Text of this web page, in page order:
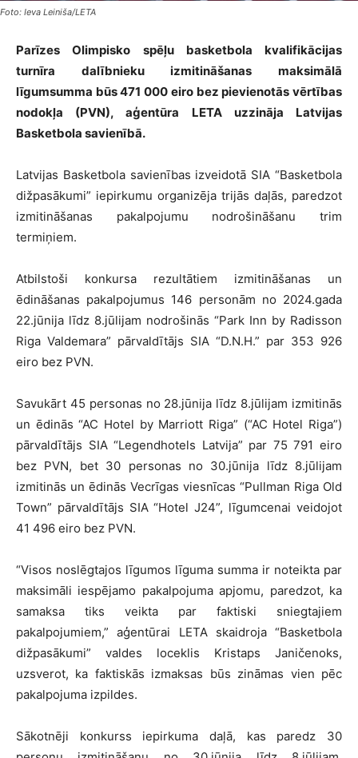
Foto: Ieva Leiniša/LETA
Parīzes Olimpisko spēļu basketbola kvalifikācijas
turnīra dalībnieku izmitināšanas maksimālā
līgumsumma būs 471 000 eiro bez pievienotās vērtības
nodokļa (PVN), aģentūra LETA uzzināja Latvijas
Basketbola savienībā.
Latvijas Basketbola savienības izveidotā SIA “Basketbola
dižpasākumi” iepirkumu organizēja trijās daļās, paredzot
izmitināšanas pakalpojumu nodrošināšanu trim
termiņiem.
Atbilstoši konkursa rezultātiem izmitināšanas un
ēdināšanas pakalpojumus 146 personām no 2024.gada
22.jūnija līdz 8.jūlijam nodrošinās “Park Inn by Radisson
Riga Valdemara” pārvaldītājs SIA “D.N.H.” par 353 926
eiro bez PVN.
Savukārt 45 personas no 28.jūnija līdz 8.jūlijam izmitinās
un ēdinās “AC Hotel by Marriott Riga” (“AC Hotel Riga”)
pārvaldītājs SIA “Legendhotels Latvija” par 75 791 eiro
bez PVN, bet 30 personas no 30.jūnija līdz 8.jūlijam
izmitinās un ēdinās Vecrīgas viesnīcas “Pullman Riga Old
Town” pārvaldītājs SIA “Hotel J24”, līgumcenai veidojot
41 496 eiro bez PVN.
“Visos noslēgtajos līgumos līguma summa ir noteikta par
maksimāli iespējamo pakalpojuma apjomu, paredzot, ka
samaksa tiks veikta par faktiski sniegtajiem
pakalpojumiem,” aģentūrai LETA skaidroja “Basketbola
dižpasākumi” valdes loceklis Kristaps Janičenoks,
uzsverot, ka faktiskās izmaksas būs zināmas vien pēc
pakalpojuma izpildes.
Sākotnēji konkurss iepirkuma daļā, kas paredz 30